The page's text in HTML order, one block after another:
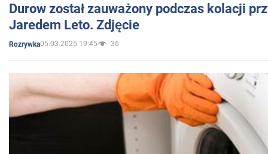
Durow został zauważony podczas kolacji
Jaredem Leto. Zdjęcie
Rozrywka05.03.2025 19:45 36